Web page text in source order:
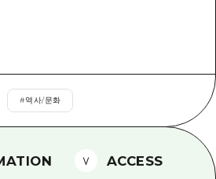
일
여행자용 거리 관광안내소
#역사/문화
ACCESS